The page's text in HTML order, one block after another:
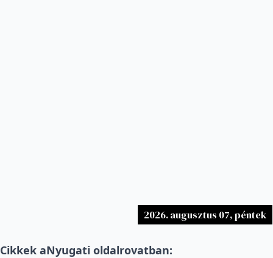
2026. augusztus 07, péntek
Cikkek aNyugati oldalrovatban: